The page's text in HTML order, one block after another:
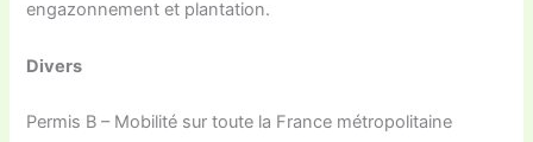
engazonnement et plantation.
Divers
Permis B – Mobilité sur toute la France métropolitaine